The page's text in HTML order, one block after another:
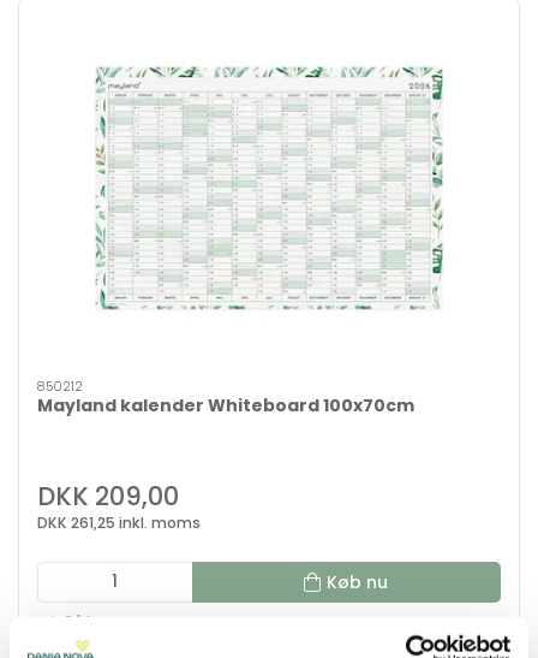
850212
Mayland kalender Whiteboard 100x70cm
DKK 209,00
DKK 261,25 inkl. moms
Køb nu
På lager